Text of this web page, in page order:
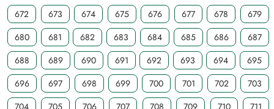
672
673 674 675 676 677 678
679
680
681 682 683 684 685 686
687
688
689 690 691 692 693 694
695
696
697 698 699 700 701 702
703
704
705 706 707 708 709 710
711